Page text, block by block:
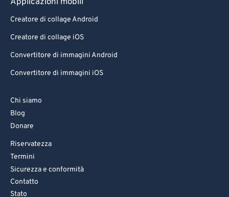
Creatore di collage Android
Creatore di collage iOS
Convertitore di immagini Android
Convertitore di immagini iOS
Chi siamo
Blog
Donare
Riservatezza
Termini
Sicurezza e conformità
Contatto
Stato